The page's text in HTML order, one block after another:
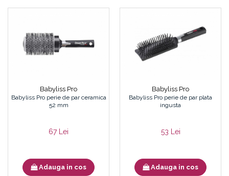
Babyliss Pro
Babyliss Pro perie de par ceramica
52 mm
67 Lei
Adauga in cos
Babyliss Pro
Babyliss Pro perie de par plata
ingusta
53 Lei
Adauga in cos